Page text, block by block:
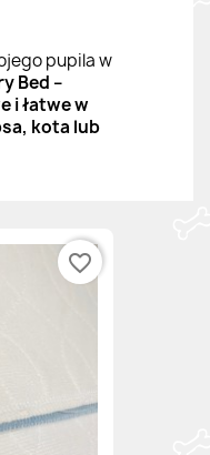
pupila w
Bed –
i łatwe w
kota lub
favorite_border